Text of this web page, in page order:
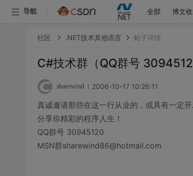
导航 全部 博文
社区 .NET技术其他语言 帖子详情
C#技术群（QQ群号
sharewind 2006-10-17 10:26:11
真诚邀请那些在这一行从业的，或具有一定
分享你精彩的程序人生！
QQ群号 30945120
MSN群sharewind86@hotmail.com